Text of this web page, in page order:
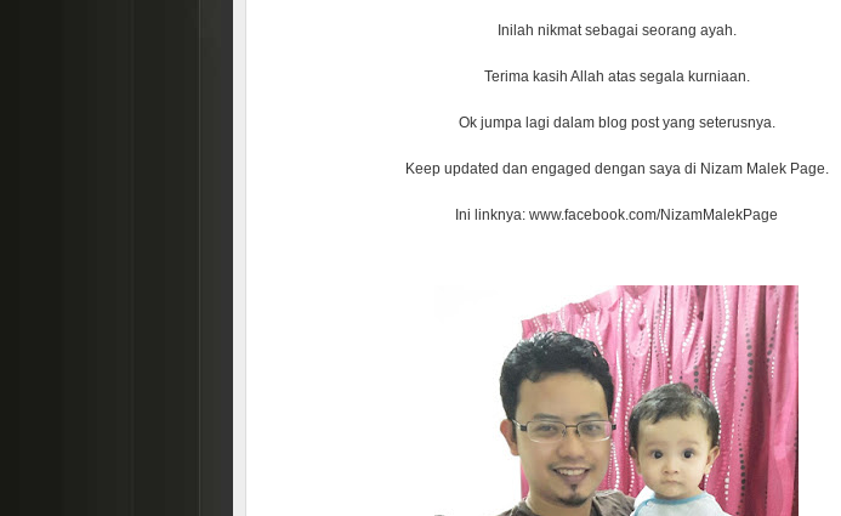
Inilah nikmat sebagai seorang ayah.
Terima kasih Allah atas segala kurniaan.
Ok jumpa lagi dalam blog post yang seterusnya.
Keep updated dan engaged dengan saya di Nizam Malek Page.
Ini linknya: www.facebook.com/NizamMalekPage